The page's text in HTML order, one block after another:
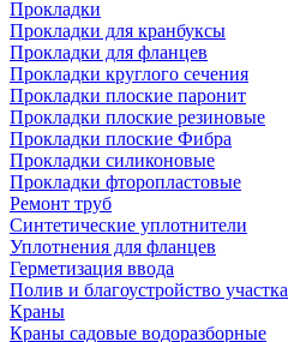
Прокладки
Прокладки для кранбуксы
Прокладки для фланцев
Прокладки круглого сечения
Прокладки плоские паронит
Прокладки плоские резиновые
Прокладки плоские Фибра
Прокладки силиконовые
Прокладки фторопластовые
Ремонт труб
Синтетические уплотнители
Уплотнения для фланцев
Герметизация ввода
Полив и благоустройство участка
Краны
Краны садовые водоразборные